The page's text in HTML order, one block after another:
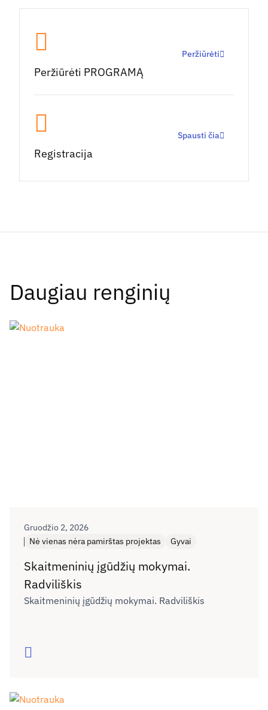
Peržiūrėti PROGRAMĄ
Peržiūrėti
Registracija
Spausti čia
Daugiau renginių
Gruodžio 2, 2026
Nė vienas nėra pamirštas projektas
Gyvai
Skaitmeninių įgūdžių mokymai.
Radviliškis
Skaitmeninių įgūdžių mokymai. Radviliškis
Skaityti